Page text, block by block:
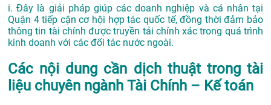
i. Đây là giải pháp giúp các doanh nghiệp và cá nhân tại
Quận 4 tiếp cận cơ hội hợp tác quốc tế, đồng thời đảm bảo
thông tin tài chính được truyền tải chính xác trong quá trình
kinh doanh với các đối tác nước ngoài.
Các nội dung cần dịch thuật trong tài
liệu chuyên ngành Tài Chính – Kế toán